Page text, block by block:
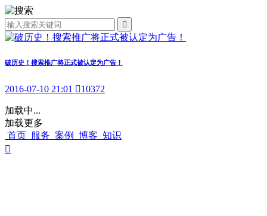

破历史！搜索推广将正式被认定为广告！
2016-07-10 21:01 10372
加载中...
加载更多
首页 服务 案例 博客 知识
